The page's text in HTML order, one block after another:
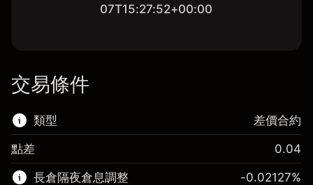
07T15:27:52+00:00
交易條件
類型
該金融市場可進行差價合約交易。
差價合約
點差 0.04
長倉隔夜倉息調整 -0.02127%